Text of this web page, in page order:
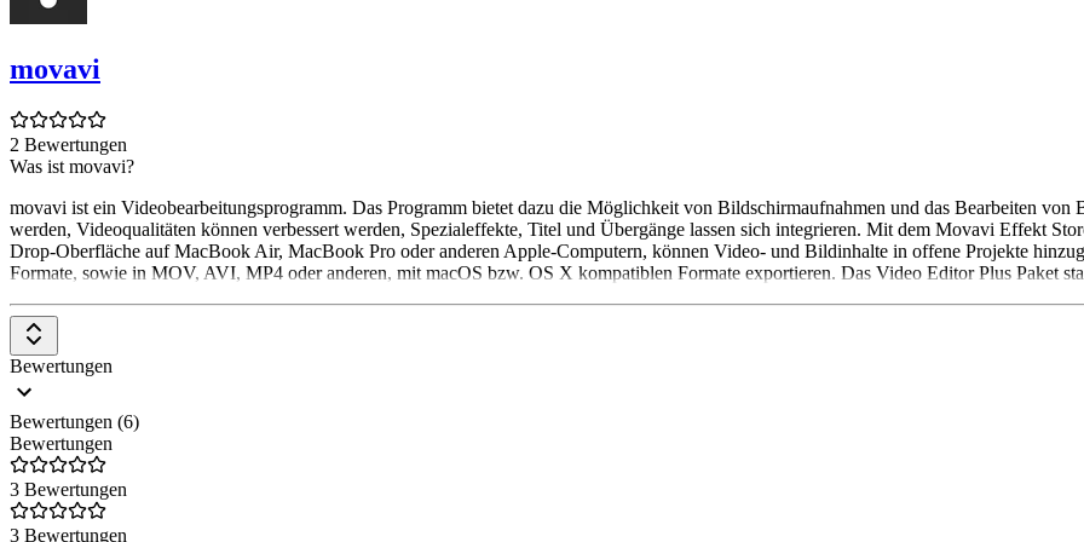
movavi
2 Bewertungen
Was ist movavi?
movavi ist ein Videobearbeitungsprogramm. Das Programm bietet dazu die Möglichkeit von Bildschirmaufnahmen und das Bearbeiten
werden, Videoqualitäten können verbessert werden, Spezialeffekte, Titel und Übergänge lassen sich integrieren. Mit dem Movavi Effekt
Drop-Oberfläche auf MacBook Air, MacBook Pro oder anderen Apple-Computern, können Video- und Bildinhalte in offene Projekte
Formate, sowie in MOV, AVI, MP4 oder anderen, mit macOS bzw. OS X kompatiblen Formate exportieren. Das Video Editor Plus Paket
Bewertungen
Bewertungen (6)
Bewertungen
3 Bewertungen
3 Bewertungen